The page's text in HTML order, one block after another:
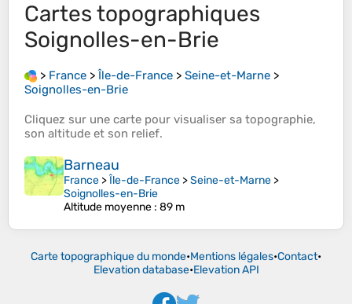
Cartes topographiques
Soignolles-en-Brie
> France > Île-de-France > Seine-et-Marne >
Soignolles-en-Brie
Cliquez sur une carte pour visualiser sa topographie,
son altitude et son relief.
Barneau
France >Île-de-France >Seine-et-Marne >
Soignolles-en-Brie
Altitude moyenne : 89 m
Carte topographique du monde•Mentions légales•Contact•
Elevation database•Elevation API